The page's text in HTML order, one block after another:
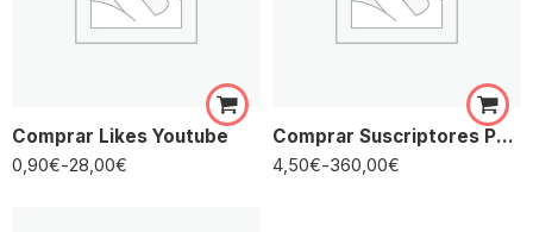
Comprar Likes Youtube
0,90€-28,00€
Comprar Suscriptores Para Youtube
4,50€-360,00€